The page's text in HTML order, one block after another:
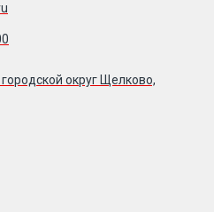
округ Щелково,